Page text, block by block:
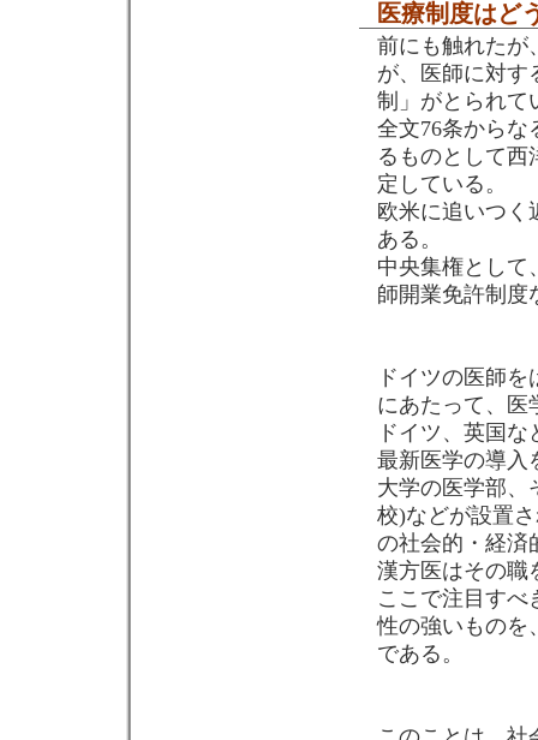
医療制度はど
前にも触れたが
が、医師に対す
制」がとられて
全文76条からな
るものとして西
定している。
欧米に追いつく
ある。
中央集権として
師開業免許制度
ドイツの医師
にあたって、医
ドイツ、英国
最新医学の導入
大学の医学部、
校)などが設置
の社会的・経済
漢方医はその職
ここで注目すべ
性の強いものを
である。